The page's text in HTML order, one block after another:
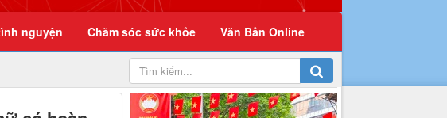
nguyện Chăm sóc sức khỏe Văn Bản Online